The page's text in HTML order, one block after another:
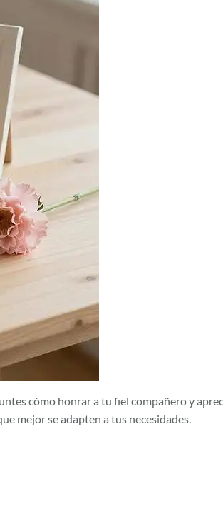
cómo honrar a tu fiel compañero y
mejor se adapten a tus necesidades.